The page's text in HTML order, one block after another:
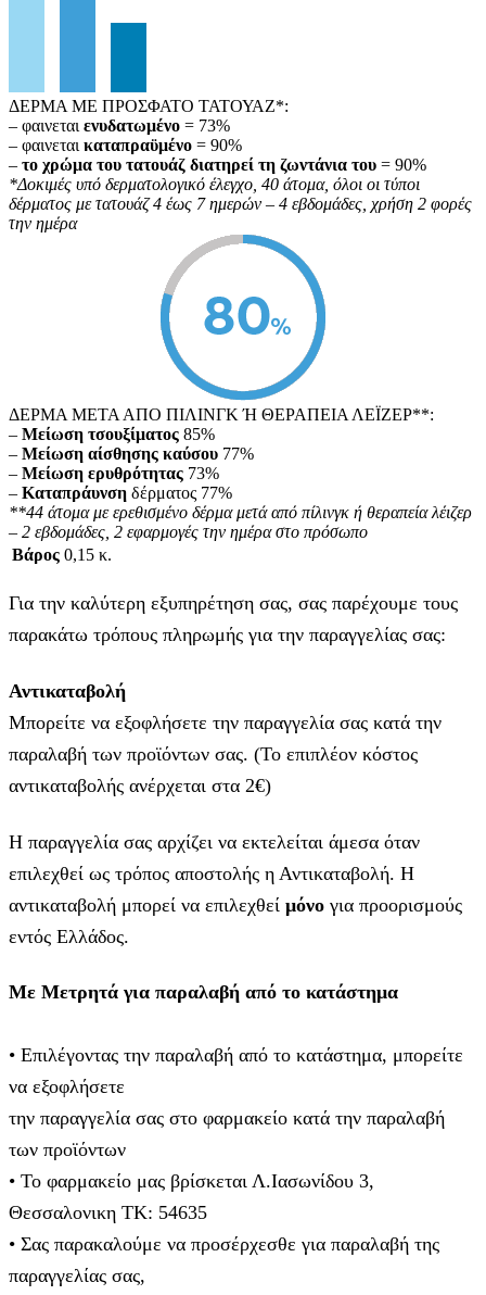
ΔΕΡΜΑ ΜΕ ΠΡΟΣΦΑΤΟ ΤΑΤΟΥΑΖ*:
– φαινεται ενυδατωμένο = 73%
– φαινεται καταπραϋμένο = 90%
– το χρώμα του τατουάζ διατηρεί τη ζωντάνια του = 90%
*Δοκιμές υπό δερματολογικό έλεγχο, 40 άτομα, όλοι οι τύποι
δέρματος με τατουάζ 4 έως 7 ημερών – 4 εβδομάδες, χρήση 2 φορές
την ημέρα
ΔΕΡΜΑ ΜΕΤΑ ΑΠΟ ΠΙΛΙΝΓΚ Ή ΘΕΡΑΠΕΙΑ ΛΕΪΖΕΡ**:
– Μείωση τσουξίματος 85%
– Μείωση αίσθησης καύσου 77%
– Μείωση ερυθρότητας 73%
– Καταπράυνση δέρματος 77%
**44 άτομα με ερεθισμένο δέρμα μετά από πίλινγκ ή θεραπεία λέιζερ
– 2 εβδομάδες, 2 εφαρμογές την ημέρα στο πρόσωπο
Βάρος 0,15 κ.
Για την καλύτερη εξυπηρέτηση σας, σας παρέχουμε τους
παρακάτω τρόπους πληρωμής για την παραγγελίας σας:
Αντικαταβολή
Μπορείτε να εξοφλήσετε την παραγγελία σας κατά την
παραλαβή των προϊόντων σας. (Το επιπλέον κόστος
αντικαταβολής ανέρχεται στα 2€)
Η παραγγελία σας αρχίζει να εκτελείται άμεσα όταν
επιλεχθεί ως τρόπος αποστολής η Αντικαταβολή. Η
αντικαταβολή μπορεί να επιλεχθεί μόνο για προορισμούς
εντός Ελλάδος.
Με Μετρητά για παραλαβή από το κατάστημα
• Επιλέγοντας την παραλαβή από το κατάστημα, μπορείτε
να εξοφλήσετε
την παραγγελία σας στο φαρμακείο κατά την παραλαβή
των προϊόντων
• Το φαρμακείο μας βρίσκεται Λ.Ιασωνίδου 3,
Θεσσαλονικη ΤΚ: 54635
• Σας παρακαλούμε να προσέρχεσθε για παραλαβή της
παραγγελίας σας,